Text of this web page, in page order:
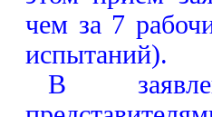
чем за 7
испытаний).
В